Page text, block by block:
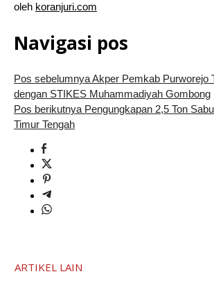
oleh koranjuri.com
Navigasi pos
Pos sebelumnyaAkper Pemkab Purworejo
dengan STIKES Muhammadiyah Gombong
Pos berikutnyaPengungkapan 2,5 Ton
Timur Tengah
ARTIKEL LAIN